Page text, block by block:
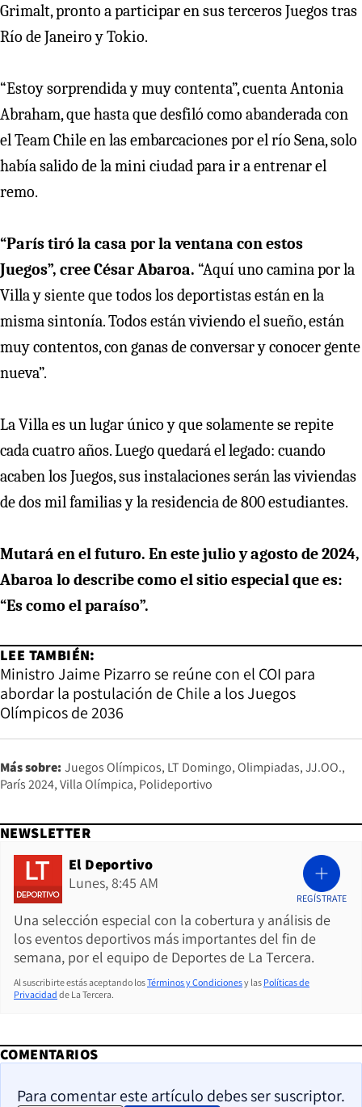
Grimalt, pronto a participar en sus terceros Juegos tras
Río de Janeiro y Tokio.
“Estoy sorprendida y muy contenta”, cuenta Antonia
Abraham, que hasta que desfiló como abanderada con
el Team Chile en las embarcaciones por el río Sena, solo
había salido de la mini ciudad para ir a entrenar el
remo.
“París tiró la casa por la ventana con estos
Juegos”, cree César Abaroa. “Aquí uno camina por la
Villa y siente que todos los deportistas están en la
misma sintonía. Todos están viviendo el sueño, están
muy contentos, con ganas de conversar y conocer gente
nueva”.
La Villa es un lugar único y que solamente se repite
cada cuatro años. Luego quedará el legado: cuando
acaben los Juegos, sus instalaciones serán las viviendas
de dos mil familias y la residencia de 800 estudiantes.
Mutará en el futuro. En este julio y agosto de 2024,
Abaroa lo describe como el sitio especial que es:
“Es como el paraíso”.
LEE TAMBIÉN:
Ministro Jaime Pizarro se reúne con el COI para
abordar la postulación de Chile a los Juegos
Olímpicos de 2036
Más sobre: Juegos Olímpicos LT Domingo Olimpiadas JJ.OO.
París 2024 Villa Olímpica Polideportivo
NEWSLETTER
El Deportivo
Lunes, 8:45 AM
Una selección especial con la cobertura y análisis de
los eventos deportivos más importantes del fin de
semana, por el equipo de Deportes de La Tercera.
REGÍSTRATE
Al suscribirte estás aceptando losTérminos y Condicionesy las Políticas de
Privacidad de La Tercera.
COMENTARIOS
Para comentar este artículo debes ser suscriptor.